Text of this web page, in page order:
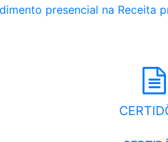
presencial na Receita